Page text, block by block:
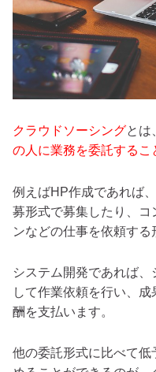
クラウドソーシングとは
の人に業務を委託するこ
例えばHP作成であれば
募形式で募集したり、コ
ンなどの仕事を依頼する
システム開発であれば
して作業依頼を行い、
酬を支払います。
他の委託形式に比べて